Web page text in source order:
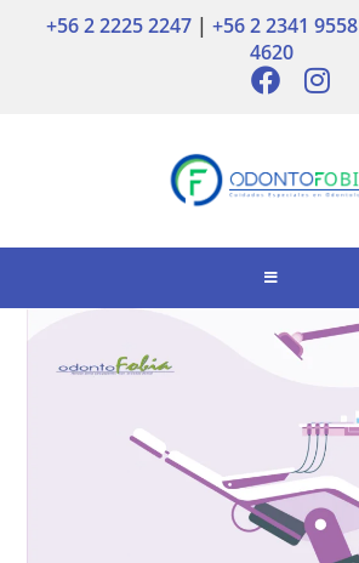
+56 2 2225 2247 | +56 2 2341 9558
4620